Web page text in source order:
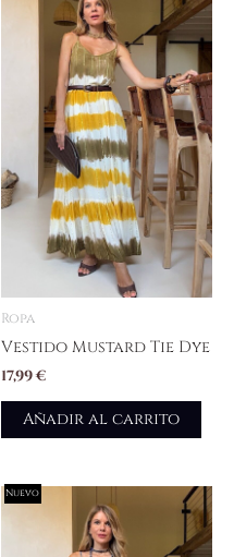
Ropa
Vestido Mustard Tie Dye
17,99€
Añadir al carrito
Nuevo